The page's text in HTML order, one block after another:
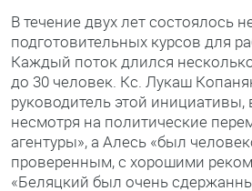
В течение двух лет состоялось
подготовительных курсов для
Каждый поток длился
до 30 человек. Кс. Лукаш
руководитель этой инициативы,
несмотря на политические
агентуры», а Алесь «был
проверенным, с хорошими
«Беляцкий был очень